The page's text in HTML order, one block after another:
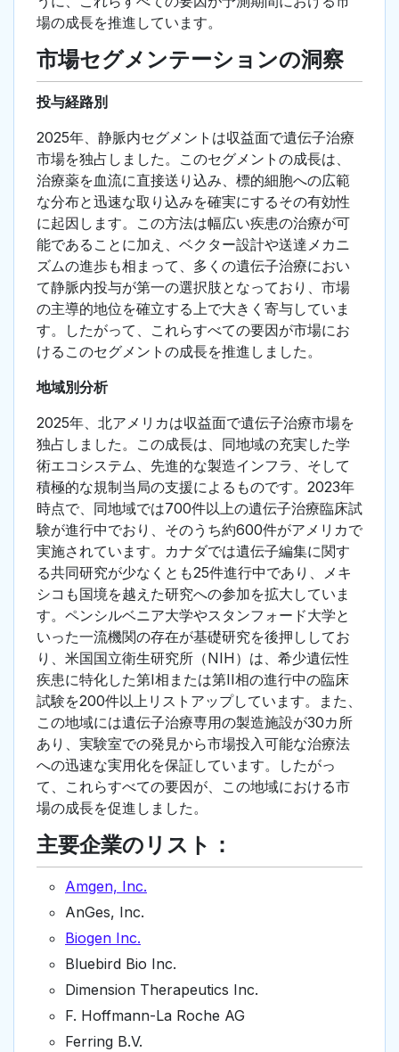
場の成長を推進しています。
市場セグメンテーションの洞察
投与経路別
2025年、静脈内セグメントは収益面で遺伝子治療
市場を独占しました。このセグメントの成長は、
治療薬を血流に直接送り込み、標的細胞への広範
な分布と迅速な取り込みを確実にするその有効性
に起因します。この方法は幅広い疾患の治療が可
能であることに加え、ベクター設計や送達メカニ
ズムの進歩も相まって、多くの遺伝子治療におい
て静脈内投与が第一の選択肢となっており、市場
の主導的地位を確立する上で大きく寄与していま
す。したがって、これらすべての要因が市場にお
けるこのセグメントの成長を推進しました。
地域別分析
2025年、北アメリカは収益面で遺伝子治療市場を
独占しました。この成長は、同地域の充実した学
術エコシステム、先進的な製造インフラ、そして
積極的な規制当局の支援によるものです。2023年
時点で、同地域では700件以上の遺伝子治療臨床試
験が進行中でおり、そのうち約600件がアメリカで
実施されています。カナダでは遺伝子編集に関す
る共同研究が少なくとも25件進行中であり、メキ
シコも国境を越えた研究への参加を拡大していま
す。ペンシルベニア大学やスタンフォード大学と
いった一流機関の存在が基礎研究を後押ししてお
り、米国国立衛生研究所（NIH）は、希少遺伝性
疾患に特化した第I相または第II相の進行中の臨床
試験を200件以上リストアップしています。また、
この地域には遺伝子治療専用の製造施設が30カ所
あり、実験室での発見から市場投入可能な治療法
への迅速な実用化を保証しています。したがっ
て、これらすべての要因が、この地域における市
場の成長を促進しました。
主要企業のリスト：
Amgen, Inc.
AnGes, Inc.
Biogen Inc.
Bluebird Bio Inc.
Dimension Therapeutics Inc.
F. Hoffmann-La Roche AG
Ferring B.V.